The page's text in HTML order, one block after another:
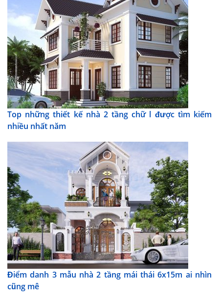
Top những thiết kế nhà 2 tầng chữ l được tìm kiếm
nhiều nhất năm
Điểm danh 3 mẫu nhà 2 tầng mái thái 6x15m ai nhìn
cũng mê